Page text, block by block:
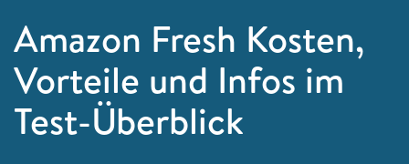
Amazon Fresh Kosten,
Vorteile und Infos im
Test-Überblick